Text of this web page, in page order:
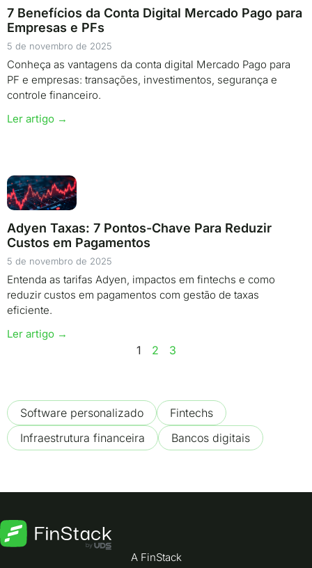
7 Benefícios da Conta Digital Mercado Pago para
Empresas e PFs
5 de novembro de 2025
Conheça as vantagens da conta digital Mercado Pago para
PF e empresas: transações, investimentos, segurança e
controle financeiro.
Ler artigo →
Adyen Taxas: 7 Pontos-Chave Para Reduzir
Custos em Pagamentos
5 de novembro de 2025
Entenda as tarifas Adyen, impactos em fintechs e como
reduzir custos em pagamentos com gestão de taxas
eficiente.
Ler artigo →
1 2 3
Software personalizado
Fintechs
Infraestrutura financeira
Bancos digitais
A FinStack